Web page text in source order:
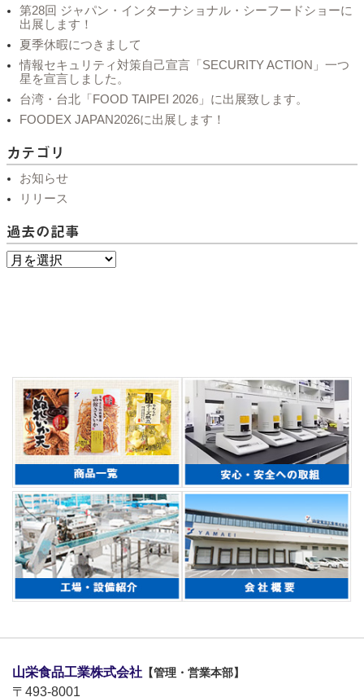
第28回 ジャパン・インターナショナル・シーフードショーに
出展します！
夏季休暇につきまして
情報セキュリティ対策自己宣言「SECURITY ACTION」一つ
星を宣言しました。
台湾・台北「FOOD TAIPEI 2026」に出展致します。
FOODEX JAPAN2026に出展します！
カテゴリ
お知らせ
リリース
過去の記事
山栄食品工業株式会社 【管理・営業本部】
〒493-8001